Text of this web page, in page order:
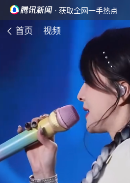
· 获取全网一手热点
首页 视频